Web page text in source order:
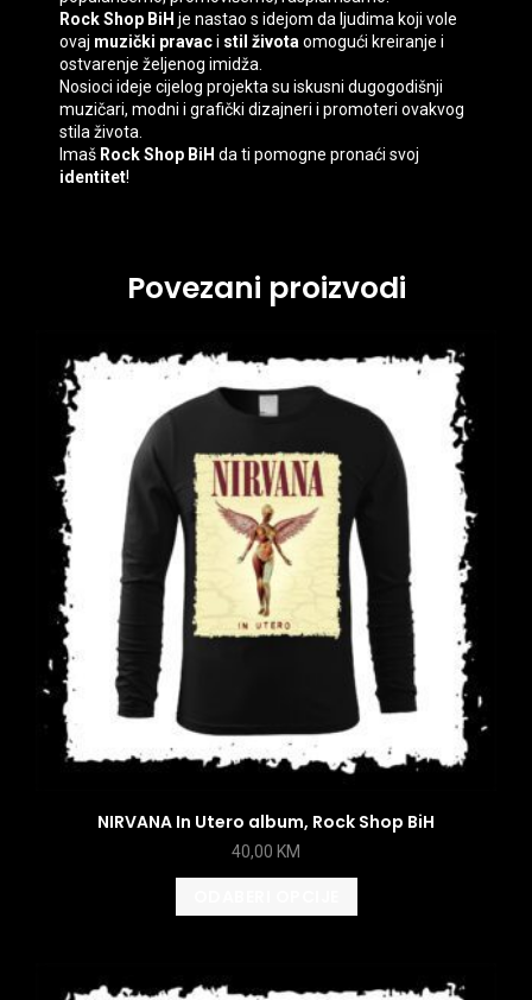
Rock Shop BiH je nastao s idejom da ljudima koji vole
ovaj muzički pravaci stil života omogući kreiranje i
ostvarenje željenog imidža.
Nosioci ideje cijelog projekta su iskusni dugogodišnji
muzičari, modni i grafički dizajneri i promoteri ovakvog
stila života.
Imaš Rock Shop BiH da ti pomogne pronaći svoj
identitet!
Povezani proizvodi
NIRVANA In Utero album, Rock Shop BiH
40,00 KM